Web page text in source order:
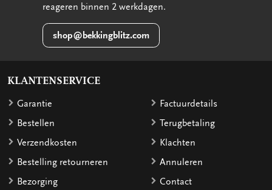
reageren binnen 2 werkdagen.
shop@bekkingblitz.com
KLANTENSERVICE
Garantie
Bestellen
Verzendkosten
Bestelling retourneren
Bezorging
Factuurdetails
Terugbetaling
Klachten
Annuleren
Contact